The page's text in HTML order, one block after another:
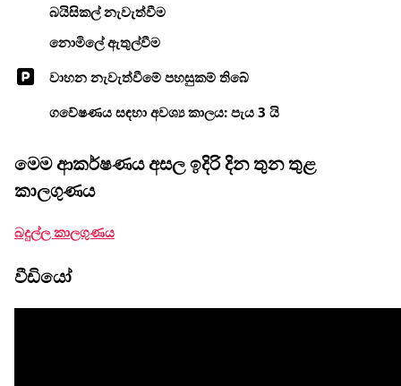
බයිසිකල් නැවැත්වීම
නොමිලේ ඇතුල්වීම
වාහන නැවැත්වීමේ පහසුකම් තිබේ
ගවේෂණය සඳහා අවශ්‍ය කාලය: පැය 3 යි
මෙම ආකර්ෂණය අසල ඉදිරි දින තුන තුළ
කාලගුණය
බදුල්ල කාලගුණය
වීඩියෝ